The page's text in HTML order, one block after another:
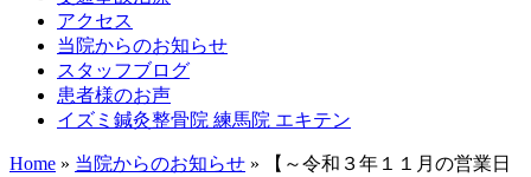
アクセス
当院からのお知らせ
スタッフブログ
患者様のお声
イズミ鍼灸整骨院 練馬院 エキテン
Home » 当院からのお知らせ »
【～令和３年１１月の営業日